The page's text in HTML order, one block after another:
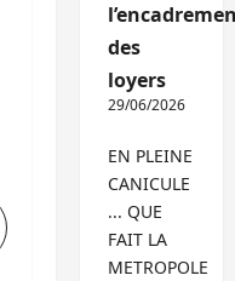
des
loyers
29/06/2026
EN PLEINE
CANICULE
... QUE
FAIT LA
METROPOLE